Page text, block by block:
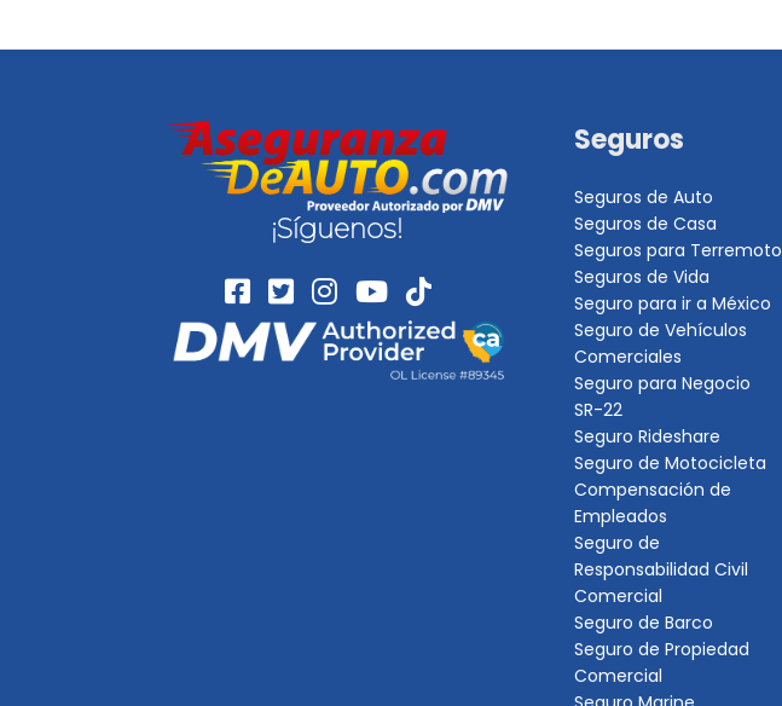
¡Síguenos!
Seguros
Seguros de Auto
Seguros de Casa
Seguros para Terremoto
Seguros de Vida
Seguro para ir a México
Seguro de Vehículos
Comerciales
Seguro para Negocio
SR-22
Seguro Rideshare
Seguro de Motocicleta
Compensación de
Empleados
Seguro de
Responsabilidad Civil
Comercial
Seguro de Barco
Seguro de Propiedad
Comercial